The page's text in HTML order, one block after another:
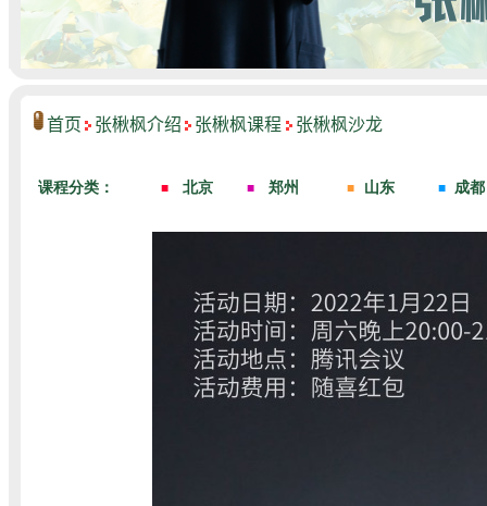
首页 张楸枫介绍 张楸枫课程 张楸枫沙龙